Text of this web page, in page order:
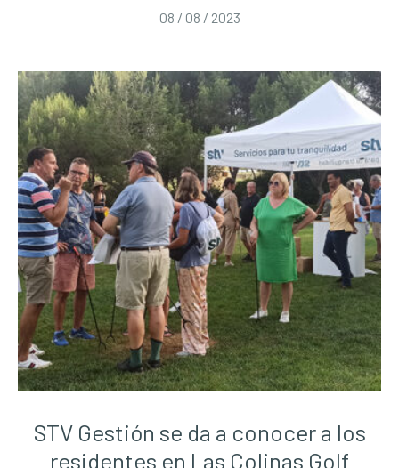
08 / 08 / 2023
STV Gestión se da a conocer a los
residentes en Las Colinas Golf